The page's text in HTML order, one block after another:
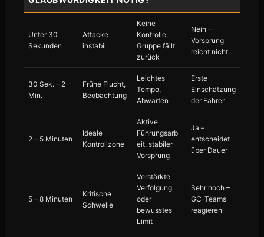
Unter 30
Sekunden
Attacke
instabil
Keine
Kontrolle,
Gruppe fällt
zurück
Nein –
Vorsprung
reicht nicht
30 Sek. – 2
Min.
Frühe Flucht,
Beobachtung
Leichtes
Tempo,
Abwarten
Erste
Einschätzung
der Fahrer
2 – 5 Minuten
Ideale
Kontrollzone
Aktive
Führungsarb
eit, stabiler
Vorsprung
Ja –
entscheidet
über Dauer
5 – 8 Minuten
Kritische
Schwelle
Verstärkte
Verfolgung
oder
bewusstes
Limit
Sehr hoch –
GC-Teams
reagieren